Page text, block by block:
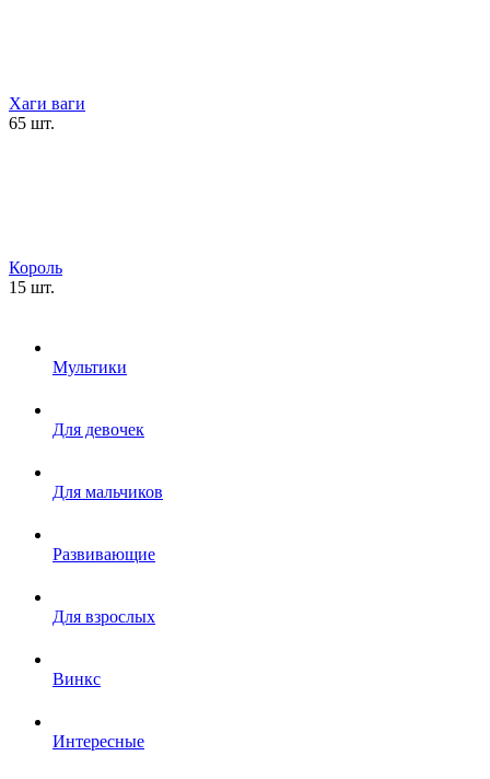
Хаги ваги
65 шт.
Король
15 шт.
Мультики
Для девочек
Для мальчиков
Развивающие
Для взрослых
Винкс
Интересные